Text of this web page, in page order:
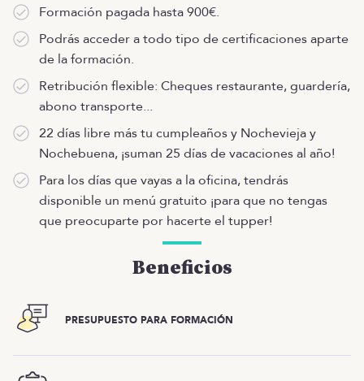
Formación pagada hasta 900€.
Podrás acceder a todo tipo de certificaciones aparte
de la formación.
Retribución flexible: Cheques restaurante, guardería,
abono transporte...
22 días libre más tu cumpleaños y Nochevieja y
Nochebuena, ¡suman 25 días de vacaciones al año!
Para los días que vayas a la oficina, tendrás
disponible un menú gratuito ¡para que no tengas
que preocuparte por hacerte el tupper!
Beneficios
PRESUPUESTO PARA FORMACIÓN